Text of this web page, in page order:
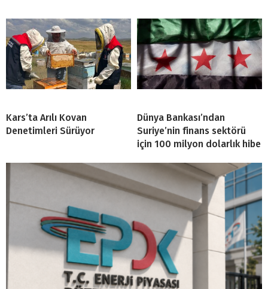
Kars’ta Arılı Kovan
Denetimleri Sürüyor
Dünya Bankası’ndan
Suriye’nin finans sektörü
için 100 milyon dolarlık hibe